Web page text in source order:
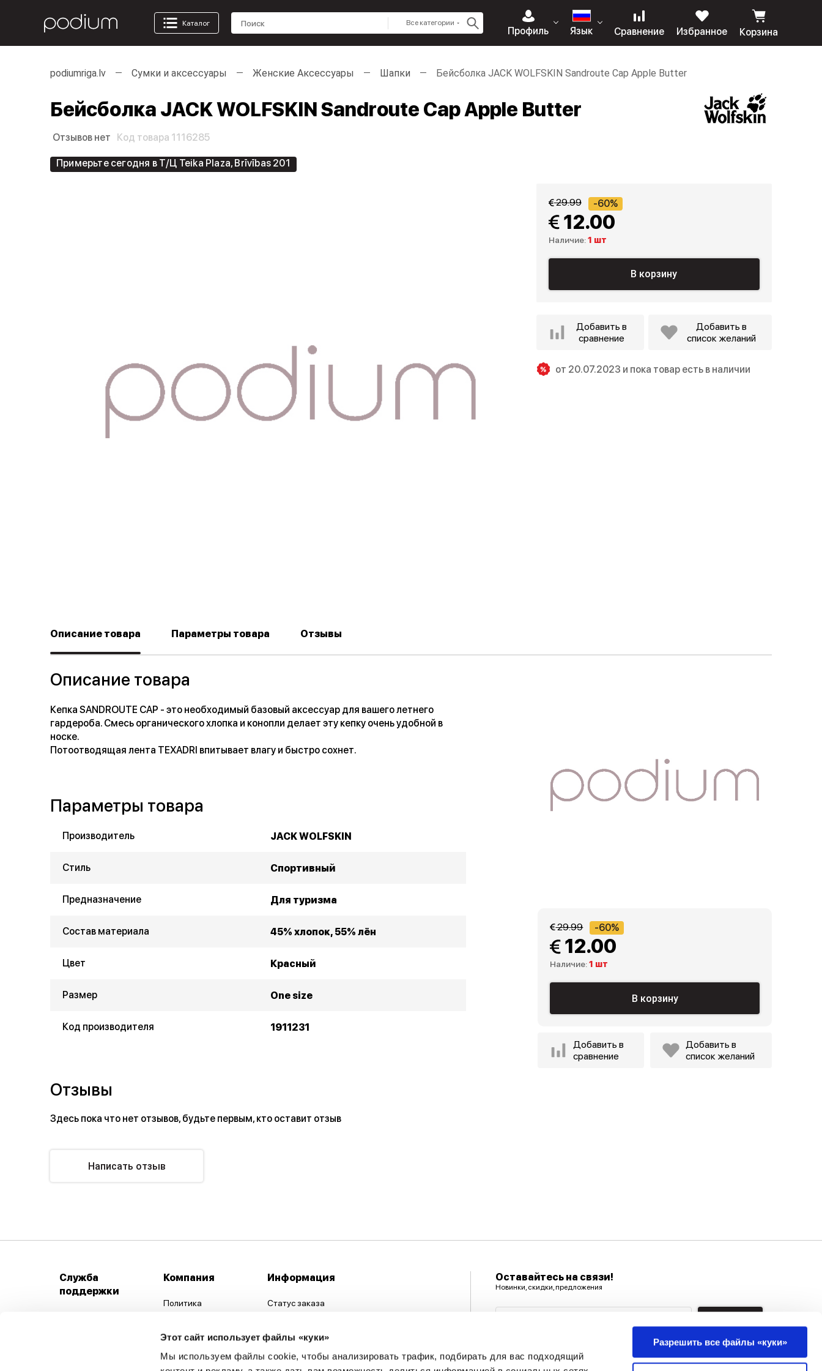
Этот сайт использует файлы «куки»
Мы используем файлы cookie, чтобы анализировать трафик, подбирать для вас подходящий
Разрешить все файлы «куки»
Каталог Все категории
Профиль Язык Сравнение Избранное Корзина
podiumriga.lv Сумки и аксессуары Женские Аксессуары Шапки Бейсболка JACK WOLFSKIN Sandroute Cap Apple Butter
Бейсболка JACK WOLFSKIN Sandroute Cap Apple Butter
Отзывов нет Код товара 1116285
Примерьте сегодня в Т/Ц Teika Plaza, Brīvības 201
29.99 -60%
12.00
Наличие:1 шт
В корзину
Добавить в
сравнение
Добавить в
список желаний
от 20.07.2023 и пока товар есть в наличии
Описание товара Параметры товара Отзывы
Описание товара
Кепка SANDROUTE CAP - это необходимый базовый аксессуар для вашего летнего
гардероба. Смесь органического хлопка и конопли делает эту кепку очень удобной в
носке.
Потоотводящая лента TEXADRI впитывает влагу и быстро сохнет.
Параметры товара
Производитель JACK WOLFSKIN
Стиль Спортивный
Предназначение Для туризмa
Состав материала 45% хлопок, 55% лён
Цвет Красный
Размер One size
Код производителя 1911231
Отзывы
Здесь пока что нет отзывов, будьте первым, кто оставит отзыв
Написать отзыв
29.99 -60%
12.00
Наличие:1 шт
В корзину
Добавить в
сравнение
Добавить в
список желаний
Служба
поддержки
Компания
Политика
Общие положения и
Использование файлов
Информация
Статус заказа
Связаться с нами
Карта клиента
Оставайтесь на связи!
Новинки, скидки, предложения
+371 26 60 60 60